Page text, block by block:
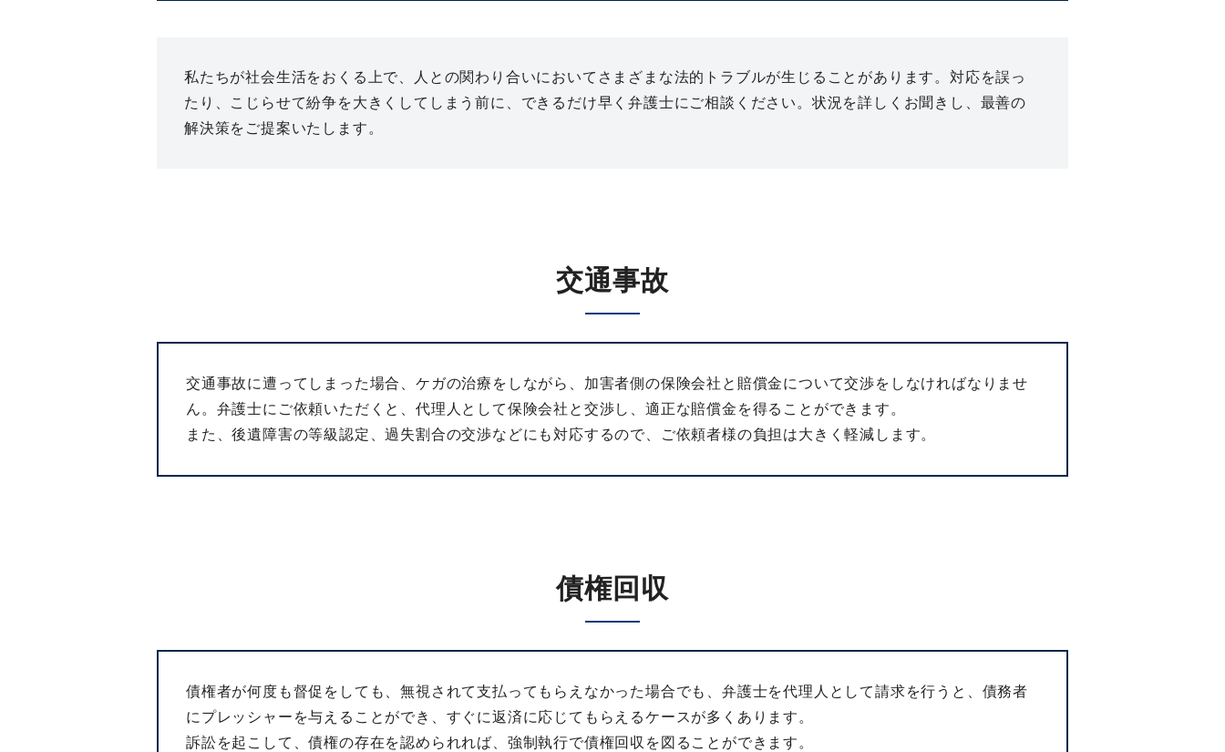
私たちが社会生活をおくる上で、人との関わり合いにおいてさまざまな法的トラブルが生じることがあります。対応を誤っ
たり、こじらせて紛争を大きくしてしまう前に、できるだけ早く弁護士にご相談ください。状況を詳しくお聞きし、最善の
解決策をご提案いたします。
交通事故
交通事故に遭ってしまった場合、ケガの治療をしながら、加害者側の保険会社と賠償金について交渉をしなければなりませ
ん。弁護士にご依頼いただくと、代理人として保険会社と交渉し、適正な賠償金を得ることができます。
また、後遺障害の等級認定、過失割合の交渉などにも対応するので、ご依頼者様の負担は大きく軽減します。
債権回収
債権者が何度も督促をしても、無視されて支払ってもらえなかった場合でも、弁護士を代理人として請求を行うと、債務者
にプレッシャーを与えることができ、すぐに返済に応じてもらえるケースが多くあります。
訴訟を起こして、債権の存在を認められれば、強制執行で債権回収を図ることができます。